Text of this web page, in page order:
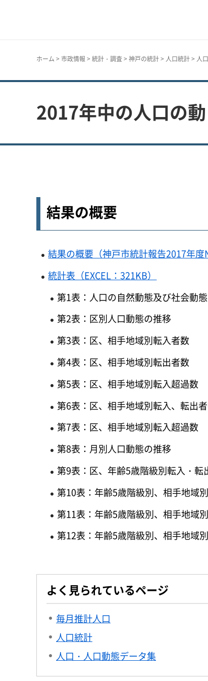
ホーム > 市政情報 > 統計・調査> 神戸の統計> 人口統計> 人
2017年中の人口の
結果の概要
結果の概要（神戸市統計報告2017年度
統計表（EXCEL：321KB）
第1表：人口の自然動態及び社会動態
第2表：区別人口動態の推移
第3表：区、相手地域別転入者数
第4表：区、相手地域別転出者数
第5表：区、相手地域別転入超過数
第6表：区、相手地域別転入、転出
第7表：区、相手地域別転入超過数
第8表：月別人口動態の推移
第9表：区、年齢5歳階級別転入・転
第10表：年齢5歳階級別、相手地域
第11表：年齢5歳階級別、相手地域
第12表：年齢5歳階級別、相手地域
よく見られているページ
毎月推計人口
人口統計
人口・人口動態データ集